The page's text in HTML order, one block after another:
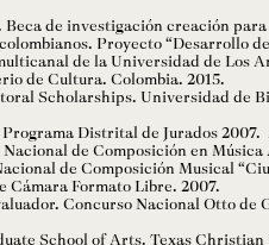
de investigación creación para
Proyecto “Desarrollo
de la Universidad de Los
de Cultura. Colombia. 2015.
Scholarships. Universidad de
Distrital de Jurados 2007.
de Composición en
de Composición Musical
Cámara Formato Libre. 2007.
Concurso Nacional Otto de
School of Arts. Texas